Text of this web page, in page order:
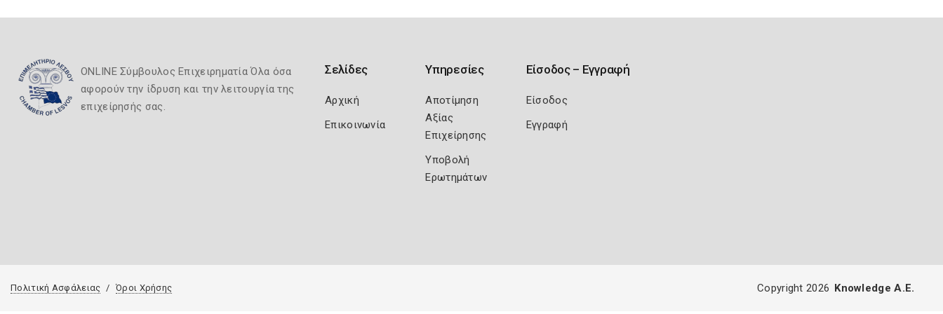
ONLINE Σύμβουλος Επιχειρηματία Όλα όσα
αφορούν την ίδρυση και την λειτουργία της
επιχείρησής σας.
Σελίδες
Αρχική
Επικοινωνία
Υπηρεσίες
Αποτίμηση
Αξίας
Επιχείρησης
Υποβολή
Ερωτημάτων
Είσοδος – Εγγραφή
Είσοδος
Εγγραφή
Πολιτική Ασφάλειας Όροι Χρήσης Copyright 2026 Knowledge A.E.